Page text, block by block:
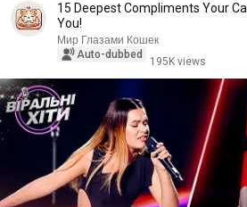
15 Deepest Compliments Your
You!
Мир Глазами Кошек
Auto-dubbed
195K views